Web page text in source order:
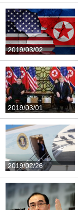
2019/03/02
2019/03/01
2019/02/26